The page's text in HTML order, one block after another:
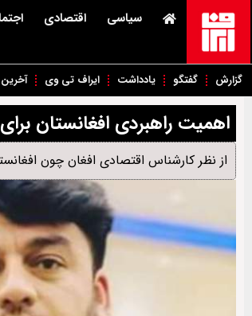
سیاسی اقتصادی
گزارش گفتگو یادداشت ایراف تی وی
اهمیت راهبردی افغانستان
از نظر کارشناس اقتصادی افغان چون